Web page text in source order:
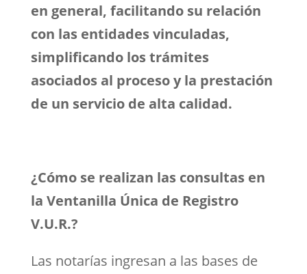
en general, facilitando su relación
con las entidades vinculadas,
simplificando los trámites
asociados al proceso y la prestación
de un servicio de alta calidad.
¿Cómo se realizan las consultas en
la Ventanilla Única de Registro
V.U.R.?
Las notarías ingresan a las bases de